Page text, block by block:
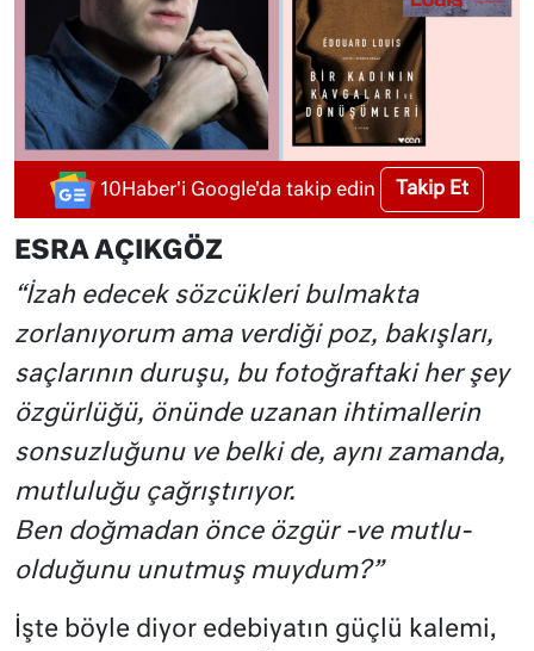
10Haber'i Google'da takip edin Takip Et
ESRA AÇIKGÖZ
“İzah edecek sözcükleri bulmakta
zorlanıyorum ama verdiği poz, bakışları,
saçlarının duruşu, bu fotoğraftaki her şey
özgürlüğü, önünde uzanan ihtimallerin
sonsuzluğunu ve belki de, aynı zamanda,
mutluluğu çağrıştırıyor.
Ben doğmadan önce özgür -ve mutlu-
olduğunu unutmuş muydum?”
İşte böyle diyor edebiyatın güçlü kalemi,